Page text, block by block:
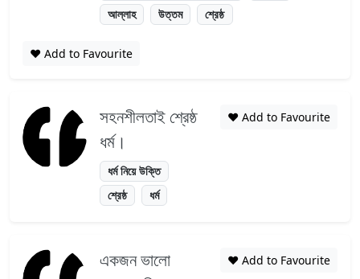
আল্লাহ উত্তম শ্রেষ্ঠ
❤️ Add to Favourite
সহনশীলতাই শ্রেষ্ঠ
ধর্ম।
ধর্ম নিয়ে উক্তি
শ্রেষ্ঠ
ধর্ম
❤️ Add to Favourite
একজন ভালো
❤️ Add to Favourite